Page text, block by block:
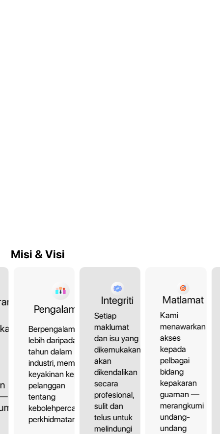
Misi & Visi
—
Pengalaman
Berpengalaman
lebih daripada 10
tahun dalam
industri, memberi
keyakinan kepada
pelanggan
tentang
kebolehpercayaan
perkhidmatan.
Integriti
Setiap
maklumat
dan isu yang
dikemukakan
akan
dikendalikan
secara
profesional,
sulit dan
telus untuk
melindungi
Matlamat
Kami
menawarkan
akses
kepada
pelbagai
bidang
kepakaran
guaman —
merangkumi
undang-
undang